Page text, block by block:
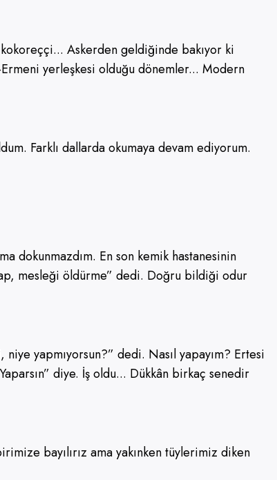
Askerden geldiğinde bakıyor ki
Ermeni yerleşkesi olduğu dönemler... Modern
Farklı dallarda okumaya devam ediyorum.
dokunmazdım. En son kemik hastanesinin
mesleği öldürme” dedi. Doğru bildiği odur
yapmıyorsun?” dedi. Nasıl yapayım? Ertesi
diye. İş oldu... Dükkân birkaç senedir
bayılırız ama yakınken tüylerimiz diken